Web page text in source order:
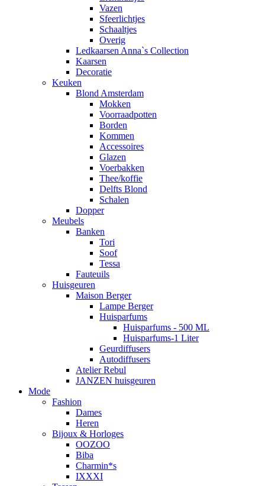
Vazen
Sfeerlichtjes
Schaaltjes
Overig
Ledkaarsen Anna`s Collection
Kaarsen
Decoratie
Keuken
Blond Amsterdam
Mokken
Voorraadpotten
Borden
Kommen
Accessoires
Glazen
Voerbakken
Thee/koffie
Delfts Blond
Schalen
Dopper
Meubels
Banken
Tori
Soof
Tessa
Fauteuils
Huisgeuren
Maison Berger
Lampe Berger
Huisparfums
Huisparfums - 500 ML
Huisparfums-1 Liter
Geurdiffusers
Autodiffusers
Atelier Rebul
JANZEN huisgeuren
Mode
Fashion
Dames
Heren
Bijoux & Horloges
OOZOO
Biba
Charmin*s
IXXXI